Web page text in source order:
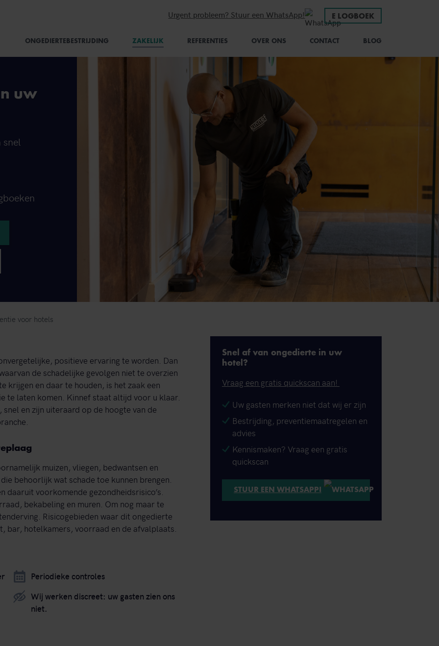
Urgent probleem? Stuur een WhatsApp! E LOGBOEK
ONGEDIERTEBESTRIJDING ZAKELIJK (CURRENT)REFERENTIES OVER ONS CONTACT BLOG
uw
voor hotels
positieve ervaring te worden. Dan
de schadelijke gevolgen niet te overzien
krijgen en daar te houden, is het zaak een
laten komen. Kinnef staat altijd voor u klaar.
en zijn uiteraard op de hoogte van de
muizen, vliegen, bedwantsen en
behoorlijk wat schade toe kunnen brengen.
daaruit voorkomende gezondheidsrisico’s.
bekabeling en muren. Om nog maar te
Risicogebieden waar dit ongedierte
bar, hotelkamers, voorraad en de afvalplaats.
Periodieke controles
Wij werken discreet: uw gasten zien ons
niet.
Snel af van ongedierte in uw
hotel?
Vraag een gratis quickscan aan!
Uw gasten merken niet dat wij er zijn
Bestrijding, preventiemaatregelen en
advies
Kennismaken? Vraag een gratis
quickscan
STUUR EEN WHATSAPP!